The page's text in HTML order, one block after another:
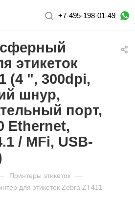
+7-495-198-01-49
этикеток
(4 ", 300dpi,
шнур,
порт,
Ethernet,
/ MFi, USB-
Принтеры этикеток —
для этикеток Zebra ZT411